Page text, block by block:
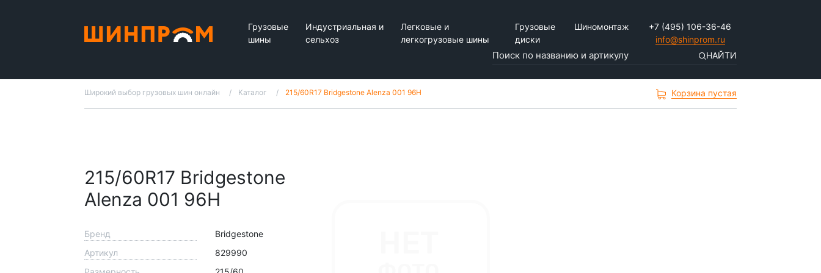
Грузовые
шины
Индустриальная и
сельхоз
Легковые и
легкогрузовые шины
Грузовые
диски
Шиномонтаж
+7 (495) 106-36-46
info@shinprom.ru
НАЙТИ
Широкий выбор грузовых шин онлайн Каталог 215/60R17 Bridgestone Alenza 001 96H Корзина пустая
215/60R17 Bridgestone
Alenza 001 96H
Бренд
Bridgestone
Артикул
829990